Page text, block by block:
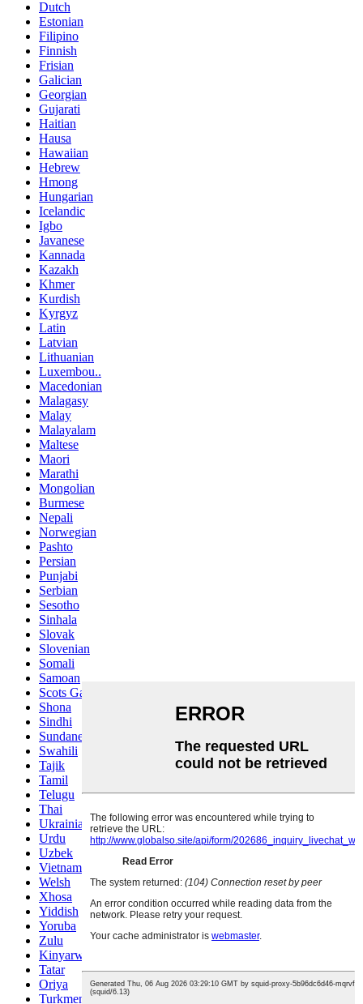
Dutch
Estonian
Filipino
Finnish
Frisian
Galician
Georgian
Gujarati
Haitian
Hausa
Hawaiian
Hebrew
Hmong
Hungarian
Icelandic
Igbo
Javanese
Kannada
Kazakh
Khmer
Kurdish
Kyrgyz
Latin
Latvian
Lithuanian
Luxembou..
Macedonian
Malagasy
Malay
Malayalam
Maltese
Maori
Marathi
Mongolian
Burmese
Nepali
Norwegian
Pashto
Persian
Punjabi
Serbian
Sesotho
Sinhala
Slovak
Slovenian
Somali
Samoan
Scots Gaelic
Shona
Sindhi
Sundanese
Swahili
Tajik
Tamil
Telugu
Thai
Ukrainian
Urdu
Uzbek
Vietnamese
Welsh
Xhosa
Yiddish
Yoruba
Zulu
Kinyarwanda
Tatar
Oriya
Turkmen